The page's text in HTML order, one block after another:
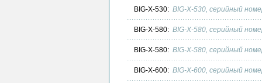
BIG-X-530: BIG-X-530, серийный
BIG-X-580: BIG-X-580, серийный
BIG-X-580: BIG-X-580, серийный
BIG-X-600: BIG-X-600, серийный